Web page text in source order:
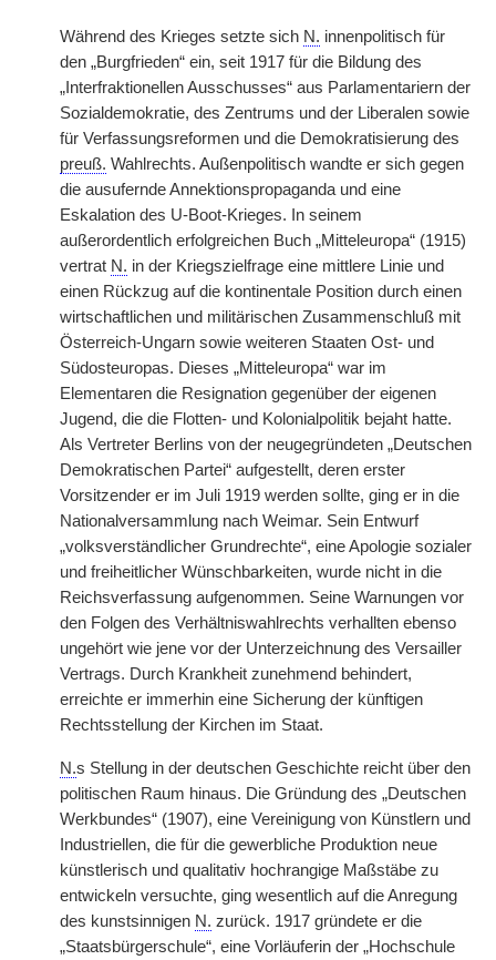
Während des Krieges setzte sich N. innenpolitisch für
den „Burgfrieden“ ein, seit 1917 für die Bildung des
„Interfraktionellen Ausschusses“ aus Parlamentariern der
Sozialdemokratie, des Zentrums und der Liberalen sowie
für Verfassungsreformen und die Demokratisierung des
preuß. Wahlrechts. Außenpolitisch wandte er sich gegen
die ausufernde Annektionspropaganda und eine
Eskalation des U-Boot-Krieges. In seinem
außerordentlich erfolgreichen Buch „Mitteleuropa“ (1915)
vertrat N. in der Kriegszielfrage eine mittlere Linie und
einen Rückzug auf die kontinentale Position durch einen
wirtschaftlichen und militärischen Zusammenschluß mit
Österreich-Ungarn sowie weiteren Staaten Ost- und
Südosteuropas. Dieses „Mitteleuropa“ war im
Elementaren die Resignation gegenüber der eigenen
Jugend, die die Flotten- und Kolonialpolitik bejaht hatte.
Als Vertreter Berlins von der neugegründeten „Deutschen
Demokratischen Partei“ aufgestellt, deren erster
Vorsitzender er im Juli 1919 werden sollte, ging er in die
Nationalversammlung nach Weimar. Sein Entwurf
„volksverständlicher Grundrechte“, eine Apologie sozialer
und freiheitlicher Wünschbarkeiten, wurde nicht in die
Reichsverfassung aufgenommen. Seine Warnungen vor
den Folgen des Verhältniswahlrechts verhallten ebenso
ungehört wie jene vor der Unterzeichnung des Versailler
Vertrags. Durch Krankheit zunehmend behindert,
erreichte er immerhin eine Sicherung der künftigen
Rechtsstellung der Kirchen im Staat.
N.s Stellung in der deutschen Geschichte reicht über den
politischen Raum hinaus. Die Gründung des „Deutschen
Werkbundes“ (1907), eine Vereinigung von Künstlern und
Industriellen, die für die gewerbliche Produktion neue
künstlerisch und qualitativ hochrangige Maßstäbe zu
entwickeln versuchte, ging wesentlich auf die Anregung
des kunstsinnigen N. zurück. 1917 gründete er die
„Staatsbürgerschule“, eine Vorläuferin der „Hochschule